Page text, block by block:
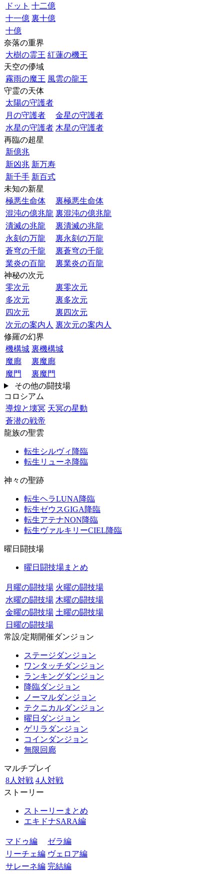
ドット 十二億
十一億 裏十億
十億
奈落の重界
大樹の霊王 紅蓮の機王
天空の儚域
霧雨の魔王 風雲の龍王
守霊の天体
太陽の守護者
月の守護者
金星の守護者
水星の守護者 木星の守護者
再臨の超星
新億兆
新凶兆 新万寿
新千手 新百式
未知の新星
極悪生命体
裏極悪生命体
混沌の億兆龍 裏混沌の億兆龍
潰滅の兆龍
裏潰滅の兆龍
永刻の万龍
裏永刻の万龍
蒼穹の千龍
裏蒼穹の千龍
業炎の百龍
裏業炎の百龍
神秘の次元
零次元
裏零次元
多次元
裏多次元
四次元
裏四次元
次元の案内人 裏次元の案内人
修羅の幻界
機構城 裏機構城
魔廊
裏魔廊
魔門
裏魔門
その他の闘技場
コロシアム
導煌と壊冥 天冥の星動
蒼潜の戦帝
龍族の聖雲
転生シルヴィ降臨
転生リューネ降臨
神々の聖跡
転生ヘラLUNA降臨
転生ゼウスGIGA降臨
転生アテナNON降臨
転生ヴァルキリーCIEL降臨
曜日闘技場
曜日闘技場まとめ
月曜の闘技場 火曜の闘技場
水曜の闘技場 木曜の闘技場
金曜の闘技場 土曜の闘技場
日曜の闘技場
常設/定期開催ダンジョン
ステージダンジョン
ワンタッチダンジョン
ランキングダンジョン
降臨ダンジョン
ノーマルダンジョン
テクニカルダンジョン
曜日ダンジョン
ゲリラダンジョン
コインダンジョン
無限回廊
マルチプレイ
8人対戦 4人対戦
ストーリー
ストーリーまとめ
エキドナSARA編
マドゥ編
ゼラ編
リーチェ編 ヴェロア編
サレーネ編 完結編